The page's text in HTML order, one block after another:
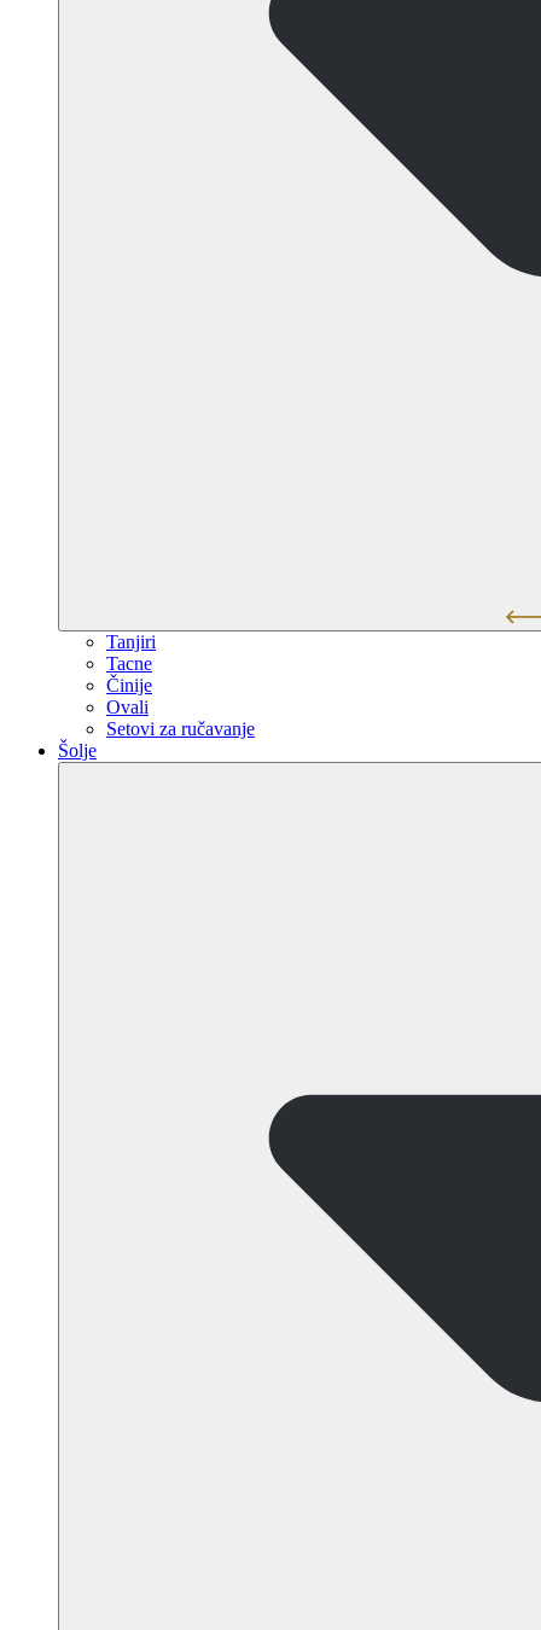
Tanjiri
Tacne
Činije
Ovali
Setovi za ručavanje
Šolje